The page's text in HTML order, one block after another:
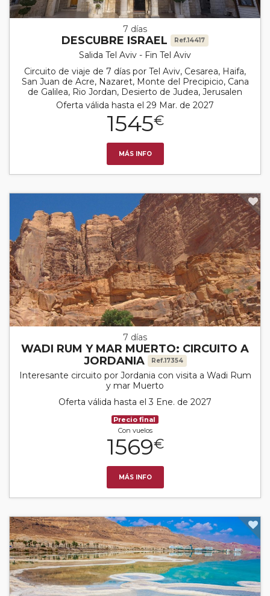
7 días
DESCUBRE ISRAEL Ref.14417
Salida Tel Aviv - Fin Tel Aviv
Circuito de viaje de 7 días por Tel Aviv, Cesarea, Haifa,
San Juan de Acre, Nazaret, Monte del Precipicio, Cana
de Galilea, Rio Jordan, Desierto de Judea, Jerusalen
Oferta válida hasta el 29 Mar. de 2027
1545€
MÁS INFO
7 días
WADI RUM Y MAR MUERTO: CIRCUITO A
JORDANIA
Ref.17354
Interesante circuito por Jordania con visita a Wadi Rum
y mar Muerto
Oferta válida hasta el 3 Ene. de 2027
Precio final
Con vuelos
1569€
MÁS INFO